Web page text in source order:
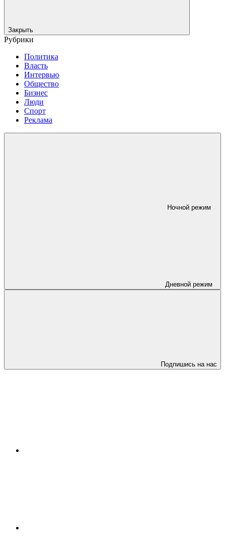
Закрыть
Рубрики
Политика
Власть
Интервью
Общество
Бизнес
Люди
Спорт
Реклама
Ночной режим
Дневной режим
Подпишись на нас